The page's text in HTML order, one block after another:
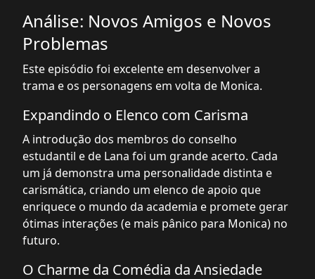
Análise: Novos Amigos e Novos
Problemas
Este episódio foi excelente em desenvolver a
trama e os personagens em volta de Monica.
Expandindo o Elenco com Carisma
A introdução dos membros do conselho
estudantil e de Lana foi um grande acerto. Cada
um já demonstra uma personalidade distinta e
carismática, criando um elenco de apoio que
enriquece o mundo da academia e promete gerar
ótimas interações (e mais pânico para Monica) no
futuro.
O Charme da Comédia da Ansiedade